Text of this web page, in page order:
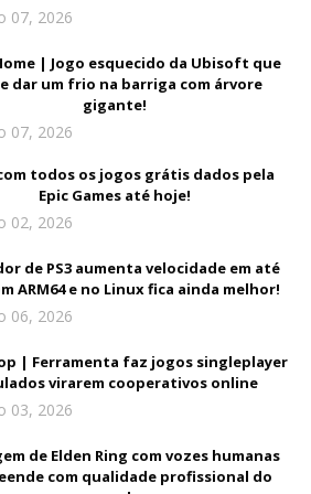
07, 2026
| Jogo esquecido da Ubisoft que
dar um frio na barriga com árvore
gigante!
07, 2026
todos os jogos grátis dados pela
Epic Games até hoje!
02, 2026
de PS3 aumenta velocidade em até
ARM64 e no Linux fica ainda melhor!
06, 2026
| Ferramenta faz jogos singleplayer
virarem cooperativos online
03, 2026
de Elden Ring com vozes humanas
com qualidade profissional do